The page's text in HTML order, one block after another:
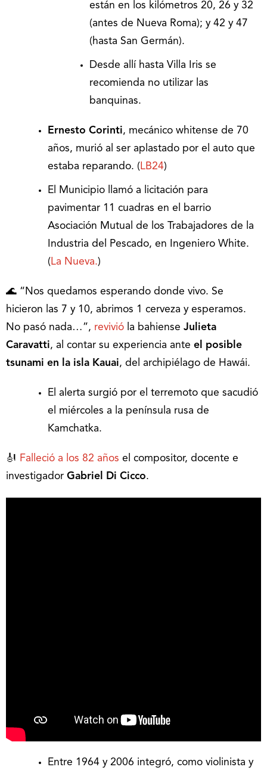
están en los kilómetros 20, 26 y 32
(antes de Nueva Roma); y 42 y 47
(hasta San Germán).
Desde allí hasta Villa Iris se
recomienda no utilizar las
banquinas.
Ernesto Corinti, mecánico whitense de 70
años, murió al ser aplastado por el auto que
estaba reparando. (LB24)
El Municipio llamó a licitación para
pavimentar 11 cuadras en el barrio
Asociación Mutual de los Trabajadores de la
Industria del Pescado, en Ingeniero White.
(La Nueva.)
🌊 “Nos quedamos esperando donde vivo. Se
hicieron las 7 y 10, abrimos 1 cerveza y esperamos.
No pasó nada…”, revivió la bahiense Julieta
Caravatti, al contar su experiencia ante el posible
tsunami en la isla Kauai, del archipiélago de Hawái.
El alerta surgió por el terremoto que sacudió
el miércoles a la península rusa de
Kamchatka.
🎻 Falleció a los 82 años el compositor, docente e
investigador Gabriel Di Cicco.
Entre 1964 y 2006 integró, como violinista y